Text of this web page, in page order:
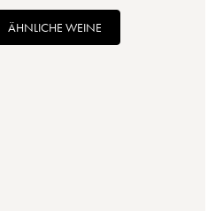
ÄHNLICHE WEINE